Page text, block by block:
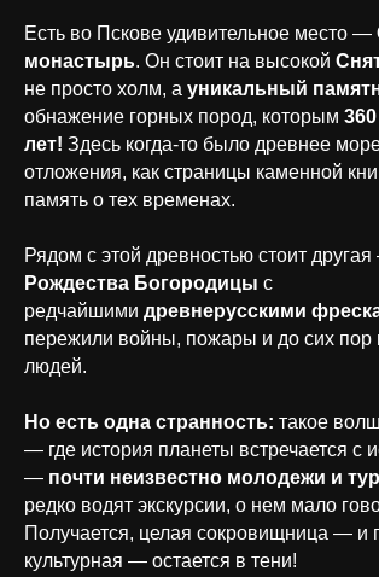
Есть во Пскове удивительное место —
монастырь. Он стоит на высокой
не просто холм, а уникальный
обнажение горных пород, которым
лет! Здесь когда-то было древнее
отложения, как страницы каменной
память о тех временах.
Рядом с этой древностью стоит
Рождества Богородицы с
редчайшими древнерусскими
пережили войны, пожары и до сих пор
людей.
Но есть одна странность: такое
— где история планеты встречается с
— почти неизвестно молодежи и
редко водят экскурсии, о нем мало
Получается, целая сокровищница — и
культурная — остается в тени!